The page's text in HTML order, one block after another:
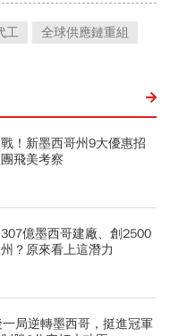
工 全球供應鏈重組
！新墨西哥州9大優惠招
飛美考察
億墨西哥建廠、創2500
？原來看上這潛力
局逆轉墨西哥，挺進冠軍